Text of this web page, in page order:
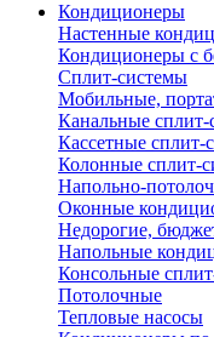
Кондиционеры
Настенные
Кондиционеры с
Сплит-системы
Мобильные,
Канальные сплит-
Кассетные сплит-
Колонные сплит-
Напольно-
Оконные
Недорогие,
Напольные
Консольные
Потолочные
Тепловые насосы